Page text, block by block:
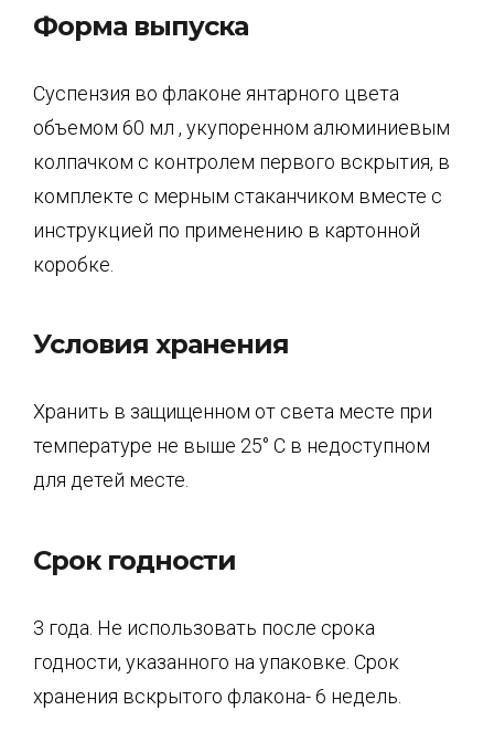
Форма выпуска
Суспензия во флаконе янтарного цвета
объемом 60 мл , укупоренном алюминиевым
колпачком с контролем первого вскрытия, в
комплекте с мерным стаканчиком вместе с
инструкцией по применению в картонной
коробке.
Условия хранения
Хранить в защищенном от света месте при
температуре не выше 25° С в недоступном
для детей месте.
Срок годности
3 года. Не использовать после срока
годности, указанного на упаковке. Срок
хранения вскрытого флакона- 6 недель.